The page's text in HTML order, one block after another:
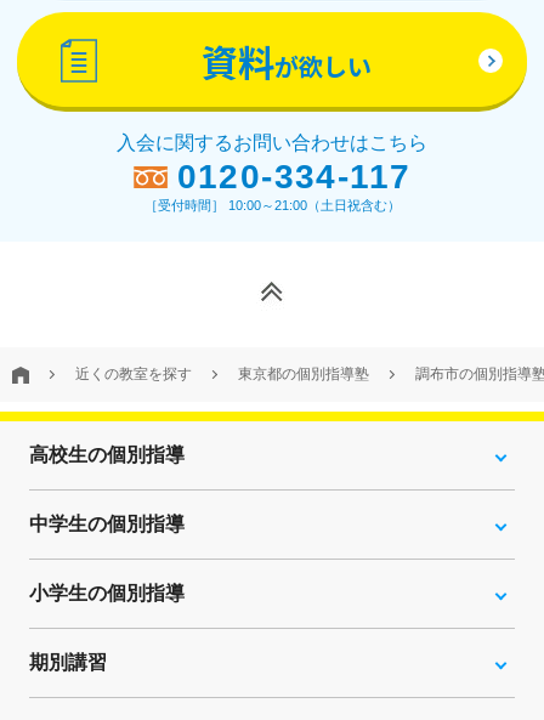
資料が欲しい
入会に関するお問い合わせはこちら
0120-334-117
［受付時間］ 10:00～21:00（土日祝含む）
近くの教室を探す 東京都の個別指導塾 調布市の個別指導
高校生の個別指導
中学生の個別指導
小学生の個別指導
期別講習